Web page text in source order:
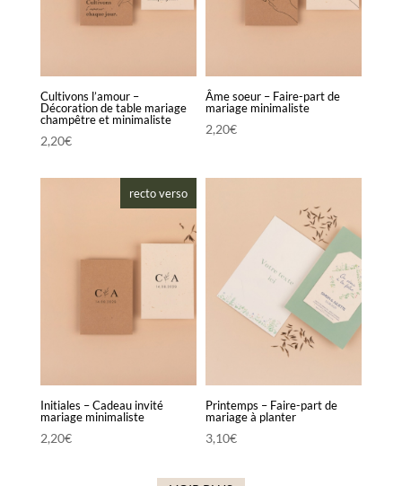
Cultivons l’amour –
Décoration de table mariage
champêtre et minimaliste
2,20€
Âme soeur – Faire-part de
mariage minimaliste
2,20€
recto verso
Initiales – Cadeau invité
mariage minimaliste
2,20€
Printemps – Faire-part de
mariage à planter
3,10€